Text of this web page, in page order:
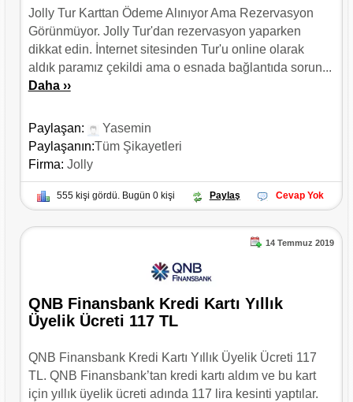
Jolly Tur Karttan Ödeme Alınıyor Ama Rezervasyon
Görünmüyor. Jolly Tur'dan rezervasyon yaparken
dikkat edin. İnternet sitesinden Tur'u online olarak
aldık paramız çekildi ama o esnada bağlantıda sorun...
Daha ››
Paylaşan:
Yasemin
Paylaşanın:Tüm Şikayetleri
Firma: Jolly
555 kişi gördü. Bugün 0 kişi Paylaş Cevap Yok
14 Temmuz 2019
QNB Finansbank Kredi Kartı Yıllık
Üyelik Ücreti 117 TL
QNB Finansbank Kredi Kartı Yıllık Üyelik Ücreti 117
TL. QNB Finansbank’tan kredi kartı aldım ve bu kart
için yıllık üyelik ücreti adında 117 lira kesinti yaptılar.